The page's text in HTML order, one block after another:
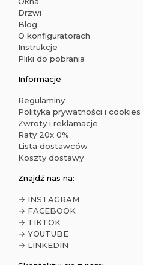
Drzwi
Blog
O konfiguratorach
Instrukcje
Pliki do pobrania
Informacje
Regulaminy
Polityka prywatności i cookies
Zwroty i reklamacje
Raty 20x 0%
Lista dostawców
Koszty dostawy
Znajdź nas na:
→ INSTAGRAM
→ FACEBOOK
→ TIKTOK
→ YOUTUBE
→ LINKEDIN